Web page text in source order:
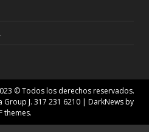
© Todos los derechos reservados.
J. 317 231 6210 | DarkNewsby
themes.